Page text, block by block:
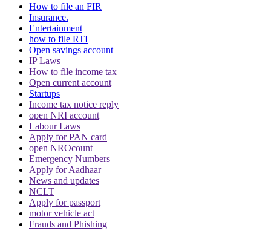
पर्सनैलिटी राइट्स मामले में ऋतिक रोशन को मिली
Delhi HC को बड़ी राहत, कहा- ऑनलाइन प्लेटफॉर्म्स
को ऐसे पोस्ट हटाने होंगे
दिवाली पर Delhi-NCR के लोग फोड़ सकेंगे पटाखें,
इन शर्तों के साथ सुप्रीम कोर्ट ने दी ये इजाजत
How to file an FIR
Insurance.
Entertainment
how to file RTI
Open savings account
IP Laws
How to file income tax
Open current account
Startups
Income tax notice reply
open NRI account
Labour Laws
Apply for PAN card
open NROcount
Emergency Numbers
Apply for Aadhaar
News and updates
NCLT
Apply for passport
motor vehicle act
Frauds and Phishing